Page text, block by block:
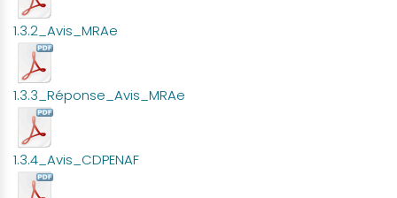
1.3.2_Avis_MRAe
1.3.3_Réponse_Avis_MRAe
1.3.4_Avis_CDPENAF